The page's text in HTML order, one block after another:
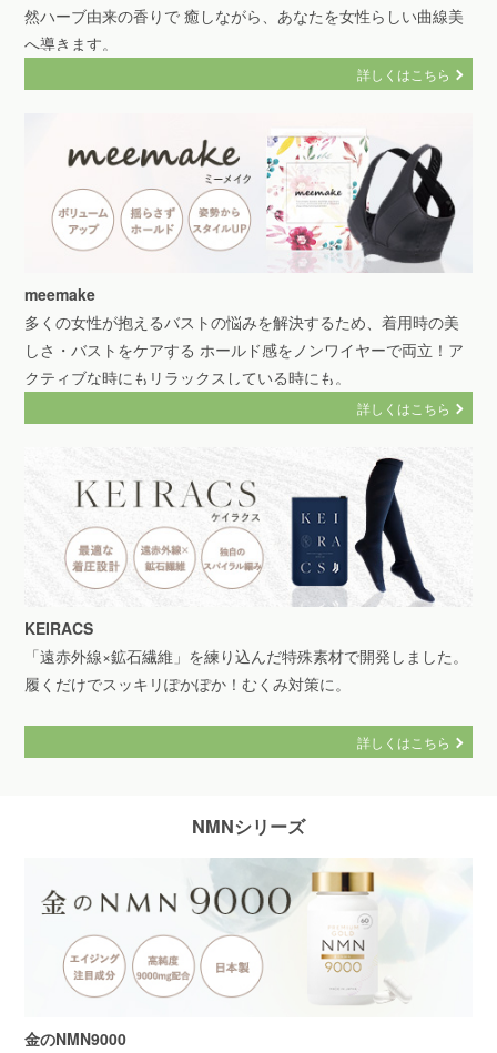
然ハーブ由来の香りで 癒しながら、あなたを女性らしい曲線美
へ導きます。
詳しくはこちら
meemake
多くの女性が抱えるバストの悩みを解決するため、着用時の美
しさ・バストをケアする ホールド感をノンワイヤーで両立！ア
クティブな時にもリラックスしている時にも。
詳しくはこちら
KEIRACS
「遠赤外線×鉱石繊維」を練り込んだ特殊素材で開発しました。
履くだけでスッキリぽかぽか！むくみ対策に。
詳しくはこちら
NMNシリーズ
金のNMN9000